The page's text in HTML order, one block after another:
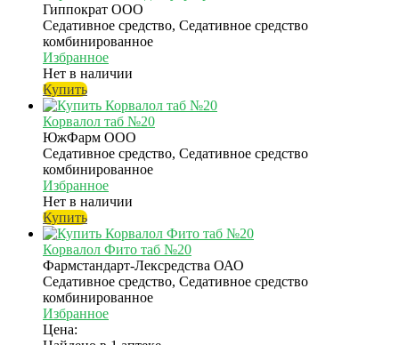
Гиппократ ООО
Седативное средство, Седативное средство
комбинированное
Избранное
Нет в наличии
Купить
Корвалол таб №20
ЮжФарм ООО
Седативное средство, Седативное средство
комбинированное
Избранное
Нет в наличии
Купить
Корвалол Фито таб №20
Фармстандарт-Лексредства ОАО
Седативное средство, Седативное средство
комбинированное
Избранное
Цена: